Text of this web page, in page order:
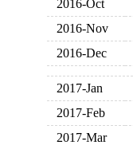
2016-Oct
2016-Nov
2016-Dec
2017-Jan
2017-Feb
2017-Mar